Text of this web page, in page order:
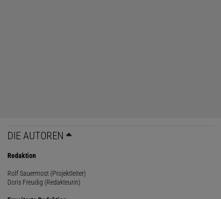
DIE AUTOREN
Redaktion
Rolf Sauermost (Projektleiter)
Doris Freudig (Redakteurin)